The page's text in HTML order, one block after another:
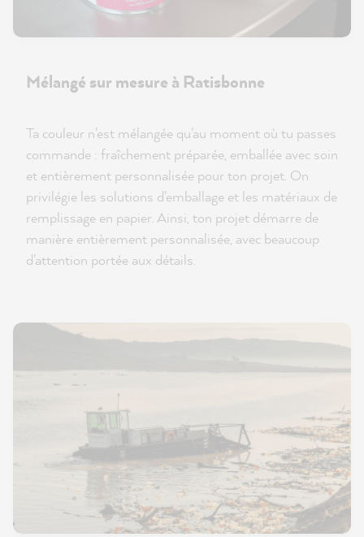
Mélangé sur mesure à Ratisbonne
Ta couleur n'est mélangée qu'au moment où tu passes
commande : fraîchement préparée, emballée avec soin
et entièrement personnalisée pour ton projet. On
privilégie les solutions d'emballage et les matériaux de
remplissage en papier. Ainsi, ton projet démarre de
manière entièrement personnalisée, avec beaucoup
d'attention portée aux détails.